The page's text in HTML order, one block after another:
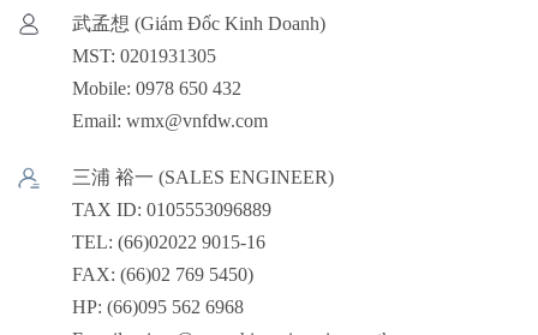
武孟想 (Giám Đốc Kinh Doanh)
MST: 0201931305
Mobile: 0978 650 432
Email: wmx@vnfdw.com
三浦 裕一 (SALES ENGINEER)
TAX ID: 0105553096889
TEL: (66)02022 9015-16
FAX: (66)02 769 5450)
HP: (66)095 562 6968